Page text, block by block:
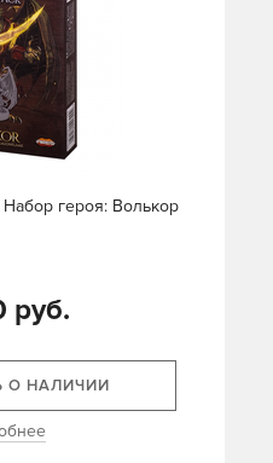
героя: Волькор
руб.
О НАЛИЧИИ